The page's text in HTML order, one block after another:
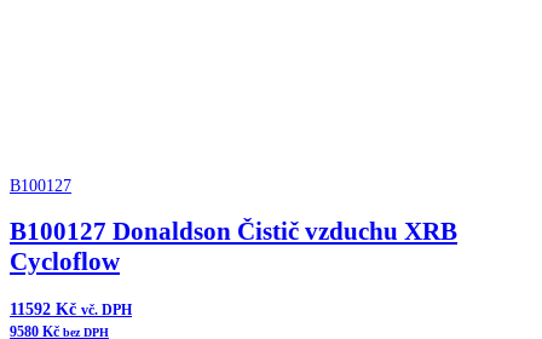
B100127
B100127 Donaldson Čistič vzduchu XRB
Cycloflow
11592 Kč vč. DPH
9580 Kč bez DPH